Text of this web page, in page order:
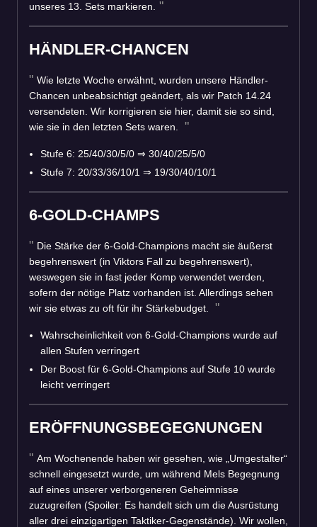
unseres 13. Sets markieren.
HÄNDLER-CHANCEN
Wie letzte Woche erwähnt, wurden unsere Händler-
Chancen unbeabsichtigt geändert, als wir Patch 14.24
versendeten. Wir korrigieren sie hier, damit sie so sind,
wie sie in den letzten Sets waren.
Stufe 6: 25/40/30/5/0 ⇒ 30/40/25/5/0
Stufe 7: 20/33/36/10/1 ⇒ 19/30/40/10/1
6-GOLD-CHAMPS
Die Stärke der 6-Gold-Champions macht sie äußerst
begehrenswert (in Viktors Fall zu begehrenswert),
weswegen sie in fast jeder Komp verwendet werden,
sofern der nötige Platz vorhanden ist. Allerdings sehen
wir sie etwas zu oft für ihr Stärkebudget.
Wahrscheinlichkeit von 6-Gold-Champions wurde auf
allen Stufen verringert
Der Boost für 6-Gold-Champions auf Stufe 10 wurde
leicht verringert
ERÖFFNUNGSBEGEGNUNGEN
Am Wochenende haben wir gesehen, wie „Umgestalter“
schnell eingesetzt wurde, um während Mels Begegnung
auf eines unserer verborgeneren Geheimnisse
zuzugreifen (Spoiler: Es handelt sich um die Ausrüstung
aller drei einzigartigen Taktiker-Gegenstände). Wir wollen,